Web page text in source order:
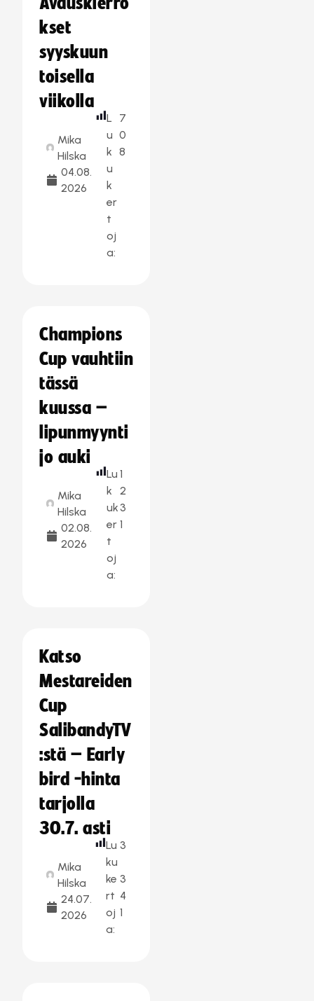
kset
syyskuun
toisella
viikolla
Mika
Hilska
04.08.
2026
L
u
k
u
k
er
t
oj
a:
7
0
8
Champions
Cup vauhtiin
tässä
kuussa –
lipunmyynti
jo auki
Mika
Hilska
02.08.
2026
Lu
k
uk
er
t
oj
a:
1
2
3
1
Katso
Mestareiden
Cup
SalibandyTV
:stä – Early
bird -hinta
tarjolla
30.7. asti
Mika
Hilska
24.07.
2026
Lu
ku
ke
rt
oj
a:
3
3
4
1